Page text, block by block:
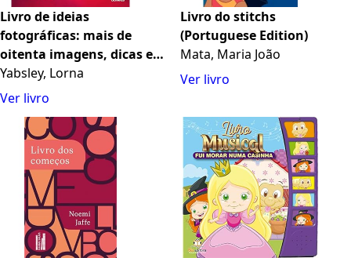
Livro de ideias
fotográficas: mais de
oitenta imagens, dicas e
inspirações
Yabsley, Lorna
Ver livro
Livro do stitchs
(Portuguese Edition)
Mata, Maria João
Ver livro